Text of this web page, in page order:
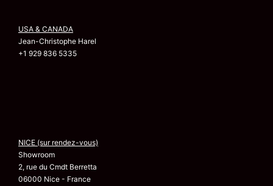
USA & CANADA
Jean-Christophe Harel
+1 929 836 5335
NICE (sur rendez-vous)
Showroom
2, rue du Cmdt Berretta
06000 Nice - France